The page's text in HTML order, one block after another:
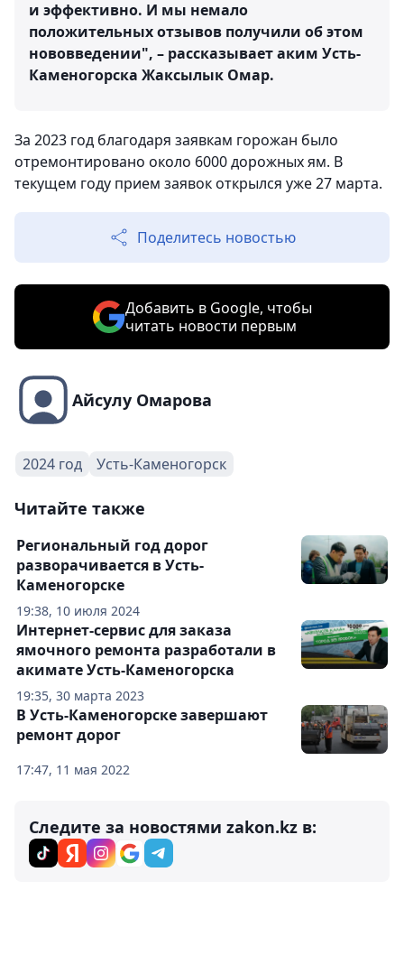
и эффективно. И мы немало
положительных отзывов получили об этом
нововведении", – рассказывает аким Усть-
Каменогорска Жаксылык Омар.
За 2023 год благодаря заявкам горожан было
отремонтировано около 6000 дорожных ям. В
текущем году прием заявок открылся уже 27 марта.
Поделитесь новостью
Добавить в Google, чтобы
читать новости первым
Айсулу Омарова
2024 год Усть-Каменогорск
Читайте также
19:38, 10 июля 2024
Региональный год дорог
разворачивается в Усть-
Каменогорске
19:35, 30 марта 2023
Интернет-сервис для заказа
ямочного ремонта разработали в
акимате Усть-Каменогорска
17:47, 11 мая 2022
В Усть-Каменогорске завершают
ремонт дорог
Следите за новостями zakon.kz в: